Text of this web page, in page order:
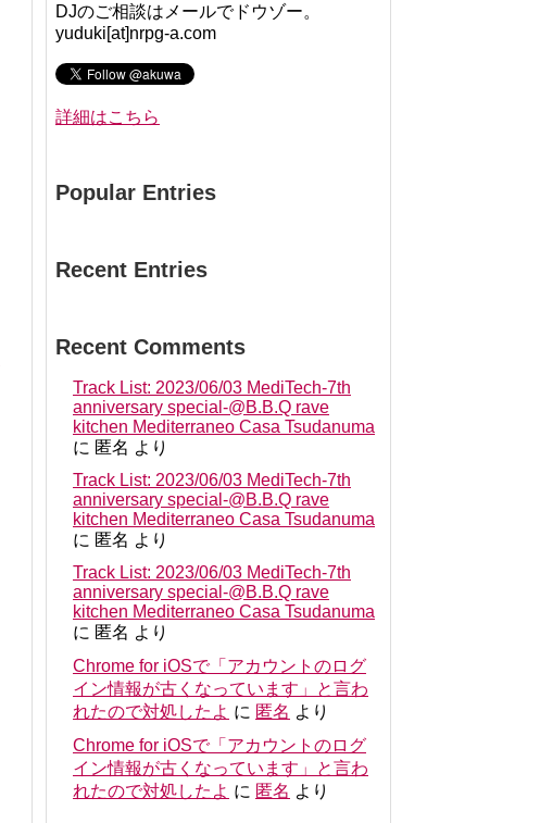
DJのご相談はメールでドウゾー。
yuduki[at]nrpg-a.com
詳細はこちら
Popular Entries
Recent Entries
Recent Comments
Track List: 2023/06/03 MediTech-7th
anniversary special-@B.B.Q rave
kitchen Mediterraneo Casa Tsudanuma
に 匿名 より
Track List: 2023/06/03 MediTech-7th
anniversary special-@B.B.Q rave
kitchen Mediterraneo Casa Tsudanuma
に 匿名 より
Track List: 2023/06/03 MediTech-7th
anniversary special-@B.B.Q rave
kitchen Mediterraneo Casa Tsudanuma
に 匿名 より
Chrome for iOSで「アカウントのログ
イン情報が古くなっています」と言わ
れたので対処したよ に 匿名 より
Chrome for iOSで「アカウントのログ
イン情報が古くなっています」と言わ
れたので対処したよ に 匿名 より